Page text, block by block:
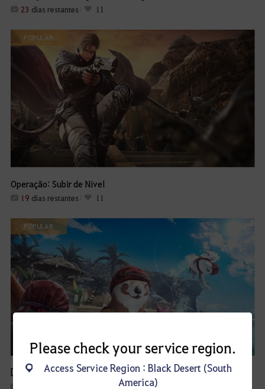
Please check your service region.
Access Service Region : Black Desert (South
America)
23 dias restantes 11
POPULAR
Operação: Subir de Nível
19 dias restantes 11
POPULAR
[Especial de Verão] Ofertas de Pacotes e Kits